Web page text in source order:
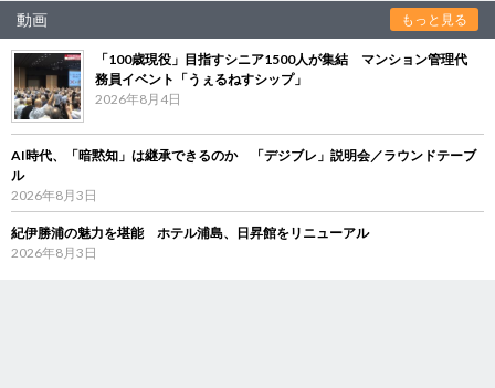
動画 もっと見る
「100歳現役」目指すシニア1500人が集結 マンション管理代
務員イベント「うぇるねすシップ」
2026年8月4日
AI時代、「暗黙知」は継承できるのか 「デジブレ」説明会／ラウンドテーブ
ル
2026年8月3日
紀伊勝浦の魅力を堪能 ホテル浦島、日昇館をリニューアル
2026年8月3日